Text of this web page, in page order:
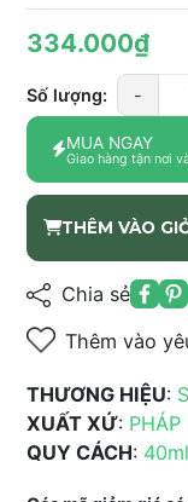
334.000₫
Số lượng: -
MUA NGAY
Giao hàng tận nơi
THÊM VÀO
Chia sẻ
Thêm vào
THƯƠNG HIỆU:
XUẤT XỨ: PHÁP
QUY CÁCH: 40ml